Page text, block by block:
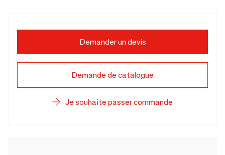
Demander un devis
Demande de catalogue
Je souhaite passer commande